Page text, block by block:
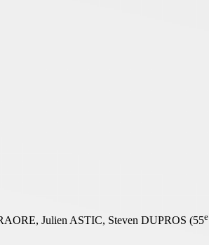
Julien ASTIC, Steven DUPROS (55e